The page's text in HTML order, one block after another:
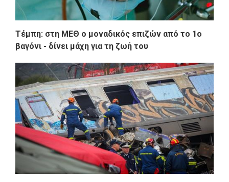
Τέμπη: στη ΜΕΘ ο μοναδικός επιζών από το 1ο
βαγόνι - δίνει μάχη για τη ζωή του